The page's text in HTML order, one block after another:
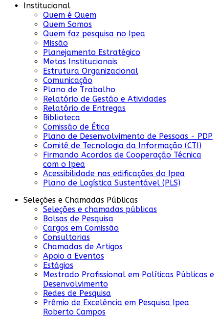
Institucional
Quem é Quem
Quem Somos
Quem faz pesquisa no Ipea
Missão
Planejamento Estratégico
Metas Institucionais
Estrutura Organizacional
Comunicação
Plano de Trabalho
Relatório de Gestão e Atividades
Relatório de Entregas
Biblioteca
Comissão de Ética
Plano de Desenvolvimento de Pessoas - PDP
Comitê de Tecnologia da Informação (CTI)
Firmando Acordos de Cooperação Técnica
com o Ipea
Acessibilidade nas edificações do Ipea
Plano de Logística Sustentável (PLS)
Seleções e Chamadas Públicas
Seleções e chamadas públicas
Bolsas de Pesquisa
Cargos em Comissão
Consultorias
Chamadas de Artigos
Apoio a Eventos
Estágios
Mestrado Profissional em Políticas Públicas e
Desenvolvimento
Redes de Pesquisa
Prêmio de Excelência em Pesquisa Ipea
Roberto Campos